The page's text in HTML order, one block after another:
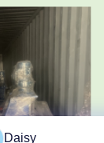
Daisy